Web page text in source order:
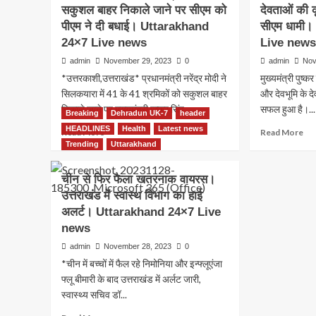
क्या
फिरौती
मांगने
को
गिरफ्तार।
Uttarakhand
24×7
Live
news
सकुशल बाहर निकाले जाने पर सीएम को
पीएम ने दी बधाई। Uttarakhand
24×7 Live news
admin November 29, 2023 0
*उत्तरकाशी,उत्तराखंड* प्रधानमंत्री नरेंद्र मोदी ने
सिलकयारा में 41 के 41 श्रमिकों को सकुशल बाहर
निकाले जाने पर मुख्यमंत्री पुष्कर सिंह...
Read MoreRead
more
सिलकयारा
में
41
के
को
सकुशल
बाहर
निकाले
देवताओं की
सीएम
Live news
admin
मुख्यमंत्री पुष्कर
और देवभूमि के
सफल हुआ है।...
Read More
Breaking Dehradun UK-7
header
HEADLINES
Health
Latest news
Trending
Uttarakhand
चीन से फिर फैला खतरनाक वायरस।
उत्तराखंड में स्वास्थ विभाग का हाई
अलर्ट। Uttarakhand 24×7 Live
news
admin November 28, 2023 0
*चीन में बच्चों में फैल रहे निमोनिया और इन्फ्लूएंजा
फ्लू बीमारी के बाद उत्तराखंड में अर्लट जारी,
स्वास्थ्य सचिव डॉ...